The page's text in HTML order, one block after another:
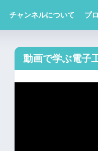
チャンネルについて プ
動画で学ぶ電子